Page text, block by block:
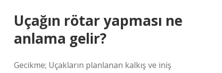
Uçağın rötar yapması ne
anlama gelir?
Gecikme; Uçakların planlanan kalkış ve iniş